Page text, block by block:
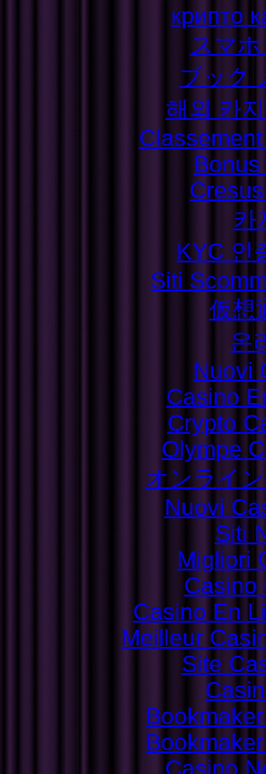
крипто
スマ
ブック
해외 카
카
KYC 인
Siti
仮想
온
Nuovi
Casino
Crypto
Olympe
オンライ
Nuovi
Siti
Migliori
Casino
Casino En
Meilleur
Site
Casino